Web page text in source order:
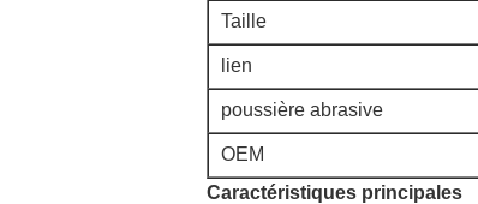
Taille
lien
poussière abrasive
OEM
Caractéristiques principales